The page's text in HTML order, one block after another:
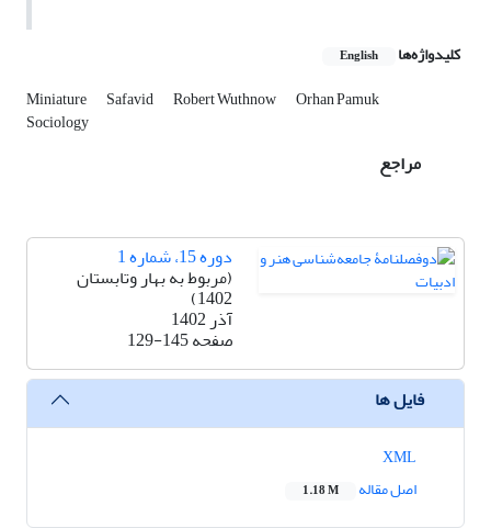
کلیدواژه‌ها English
Miniature Safavid Robert Wuthnow Orhan Pamuk
Sociology
مراجع
دوره 15، شماره 1
(مربوط به بهار وتابستان
1402)
آذر 1402
صفحه129-145
فایل ها
اصل مقاله
1.18 M